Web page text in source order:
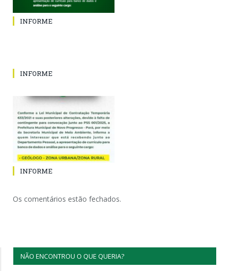
INFORME
INFORME
INFORME
Os comentários estão fechados.
NÃO ENCONTROU O QUE QUERIA?